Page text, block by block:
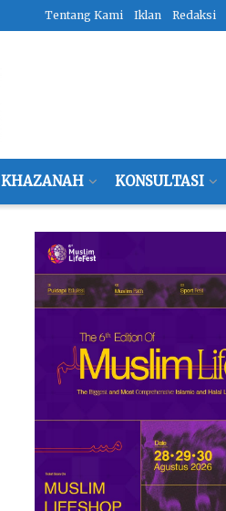
Tentang Kami Iklan Redaksi
KHAZANAH KONSULTASI